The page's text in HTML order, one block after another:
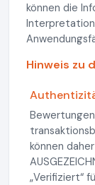
können die
Hinweis zu
können
„Verifiziert“